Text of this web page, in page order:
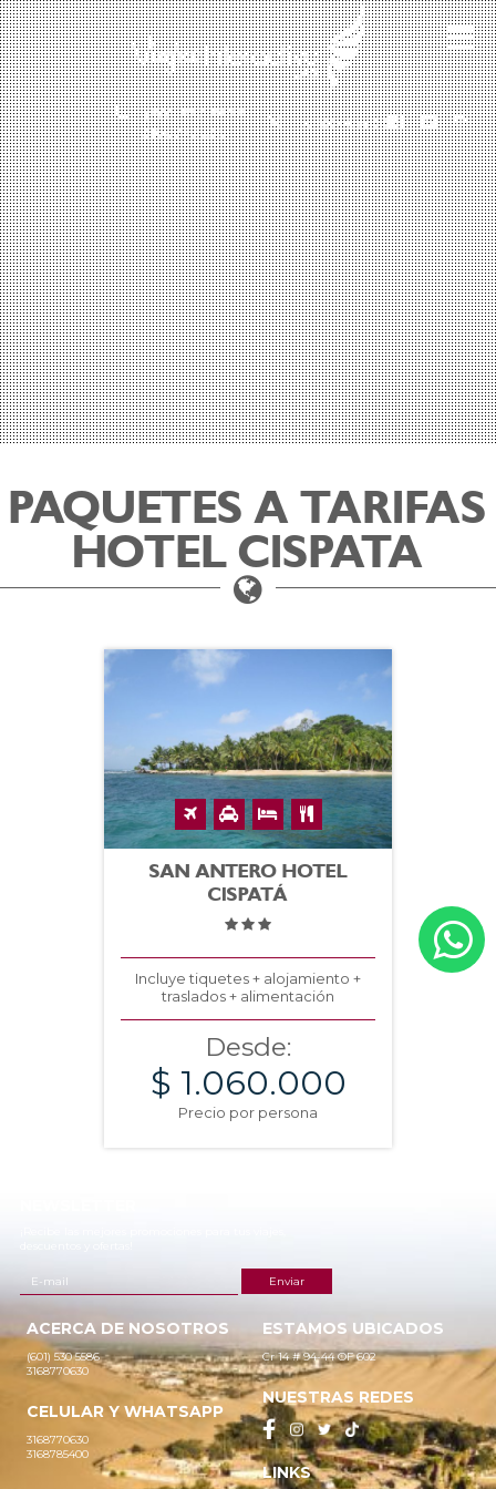
(601) 530 5586 -
3168770630
3168785400
PAQUETES A TARIFAS
HOTEL CISPATA
SAN ANTERO HOTEL
CISPATÁ
Incluye tiquetes + alojamiento +
traslados + alimentación
Desde:
$ 1.060.000
Precio por persona
ACERCA DE NOSOTROS
(601) 530 5586
3168770630
CELULAR Y WHATSAPP
3168770630
3168785400
ESTAMOS UBICADOS
Cr 14 # 94-44 OF 602
NUESTRAS REDES
LINKS